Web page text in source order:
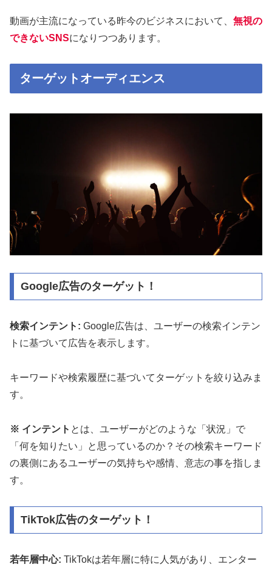
動画が主流になっている昨今のビジネスにおいて、 無視の
できないSNSになりつつあります。
ターゲットオーディエンス
Google広告のターゲット！
検索インテント: Google広告は、ユーザーの検索インテン
トに基づいて広告を表示します。
キーワードや検索履歴に基づいてターゲットを絞り込みま
す。
※ インテント とは、ユーザーがどのような「状況」で
「何を知りたい」と思っているのか？その検索キーワード
の裏側にあるユーザーの気持ちや感情、意志の事を指しま
す。
TikTok広告のターゲット！
若年層中心: TikTokは若年層に特に人気があり、エンター